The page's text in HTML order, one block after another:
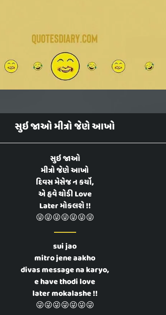
સુઇ જાઓ મીત્રો જેણે આખો
સુઇ જાઓ
મીત્રો જેણે આખો
દિવસ મેસેજ ન કર્યો,
એ હવે થોડી Love
Later મોકલશે !!
😜😜😜😜😜😜😜
sui jao
mitro jene aakho
divas message na karyo,
e have thodi love
later mokalashe !!
😜😜😜😜😜😜😜